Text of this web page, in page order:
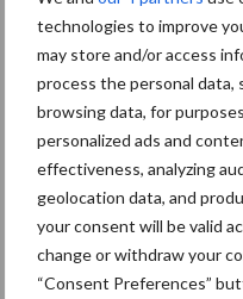
technologies to improve
may store and/or access
process the personal data,
browsing data, for
personalized ads and
effectiveness, analyzing
geolocation data, and
your consent will be valid
change or withdraw your
“Consent Preferences”
van
geen